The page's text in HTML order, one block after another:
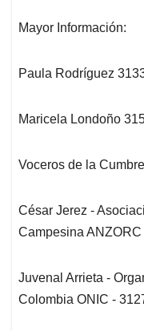
Mayor Información:
Paula Rodríguez
Maricela Londoño
Voceros de la
César Jerez -
Campesina
Juvenal Arrieta -
Colombia ONIC -